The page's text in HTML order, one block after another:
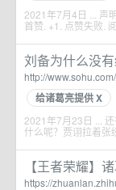
2021年7月4日 ... 声
首赞. +1. 点赞失败.
刘备为什么没
http://
给诸葛亮提供 X
2021年7月23日 ...
什么呢？贾诩拉着张
【王者荣耀】
https://